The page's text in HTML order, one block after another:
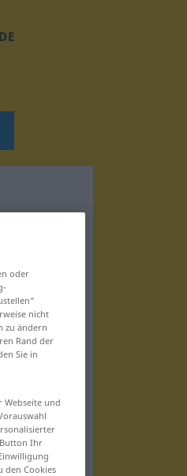
oder
nicht
zu ändern
Rand der
Sie in
und
Ihr
den Cookies